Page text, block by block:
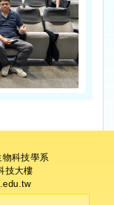
科技學系
技大樓